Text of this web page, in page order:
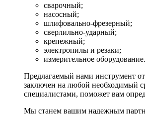
сварочный;
насосный;
шлифовально-фрезерный;
сверлильно-ударный;
крепежный;
электропилы и резаки;
измерительное оборудование.
Предлагаемый нами инструмент
заключен на любой необходимый
специалистами, поможет вам
Мы станем вашим надежным